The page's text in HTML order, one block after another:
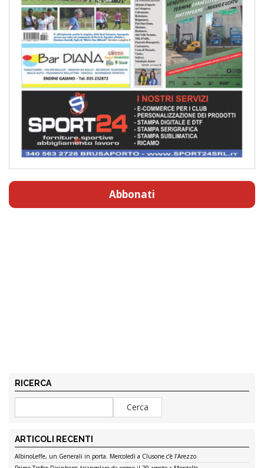
Abbonati
RICERCA
ARTICOLI RECENTI
AlbinoLeffe, un Generali in porta. Mercoledì a Clusone c’è l’Arezzo